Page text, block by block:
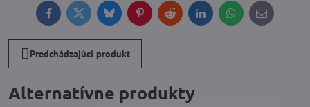
FacebookTwitterBlueskyPinterestReddit LinkedInWhatsApp
E-
mail
Predchádzajúci produkt
Alternatívne produkty